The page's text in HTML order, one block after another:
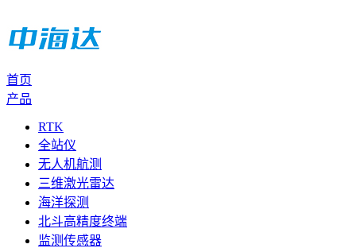
首页
产品
RTK
全站仪
无人机航测
三维激光雷达
海洋探测
北斗高精度终端
监测传感器